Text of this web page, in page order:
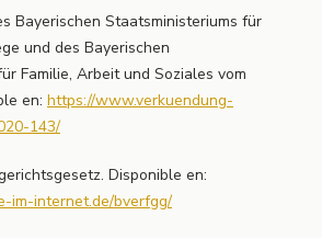
Bayerischen Staatsministeriums für
und des Bayerischen
Familie, Arbeit und Soziales vom
en: https://www.verkuendung-
143/
Disponible en:
im-internet.de/bverfgg/